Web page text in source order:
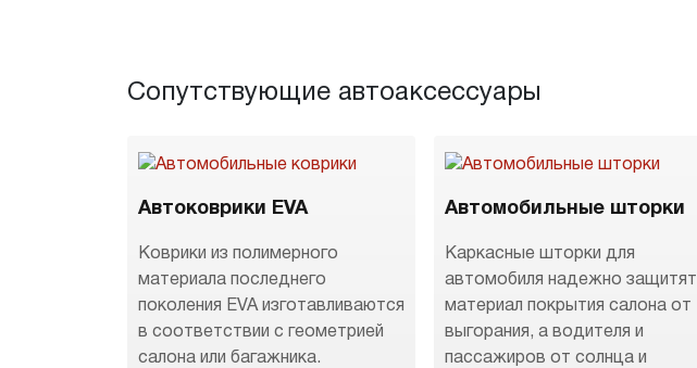
Сопутствующие автоаксессуары
Автоковрики EVA
Коврики из полимерного
материала последнего
поколения EVA изготавливаются
в соответствии с геометрией
салона или багажника.
Автомобильные шторки
Каркасные шторки для
автомобиля надежно защитят
материал покрытия салона от
выгорания, а водителя и
пассажиров от солнца и